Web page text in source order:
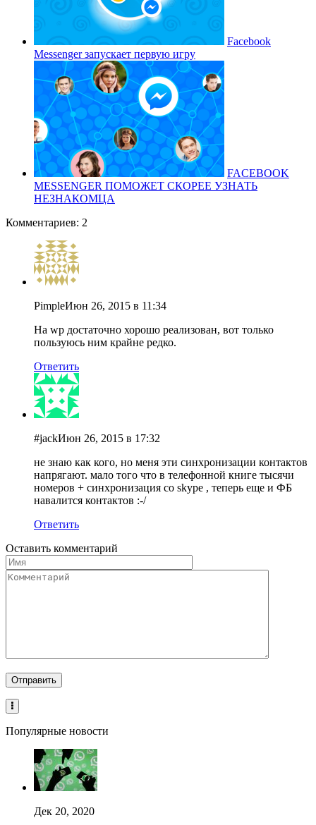
Facebook
Messenger запускает первую игру
FACEBOOK
MESSENGER ПОМОЖЕТ СКОРЕЕ УЗНАТЬ
НЕЗНАКОМЦА
Комментариев: 2
PimpleИюн 26, 2015 в 11:34
На wp достаточно хорошо реализован, вот только
пользуюсь ним крайне редко.
Ответить
#jackИюн 26, 2015 в 17:32
не знаю как кого, но меня эти синхронизации контактов
напрягают. мало того что в телефонной книге тысячи
номеров + синхронизация со skype , теперь еще и ФБ
навалится контактов :-/
Ответить
Оставить комментарий
Популярные новости
Дек 20, 2020